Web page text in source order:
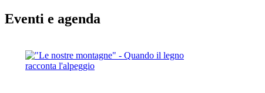
Eventi e agenda